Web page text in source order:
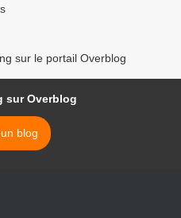
sur le portail Overblog
sur Overblog
blog